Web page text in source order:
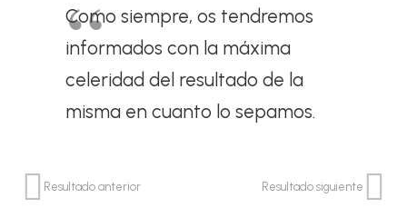
Como siempre, os tendremos
informados con la máxima
celeridad del resultado de la
misma en cuanto lo sepamos.
Resultado anterior Resultado siguiente